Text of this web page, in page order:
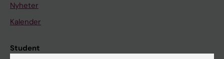
Nyheter
Kalender
Student